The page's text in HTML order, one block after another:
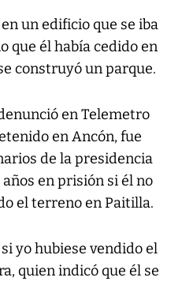
un edificio que se iba
que él había cedido en
construyó un parque.
en Telemetro
en Ancón, fue
de la presidencia
en prisión si él no
el terreno en Paitilla.
yo hubiese vendido el
quien indicó que él se